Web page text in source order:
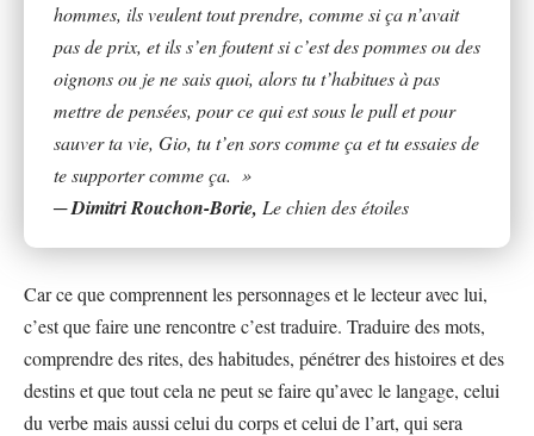
hommes, ils veulent tout prendre, comme si ça n’avait
pas de prix, et ils s’en foutent si c’est des pommes ou des
oignons ou je ne sais quoi, alors tu t’habitues à pas
mettre de pensées, pour ce qui est sous le pull et pour
sauver ta vie, Gio, tu t’en sors comme ça et tu essaies de
te supporter comme ça. »
─Dimitri Rouchon-Borie, Le chien des étoiles
Car ce que comprennent les personnages et le lecteur avec lui,
c’est que faire une rencontre c’est traduire. Traduire des mots,
comprendre des rites, des habitudes, pénétrer des histoires et des
destins et que tout cela ne peut se faire qu’avec le langage, celui
du verbe mais aussi celui du corps et celui de l’art, qui sera